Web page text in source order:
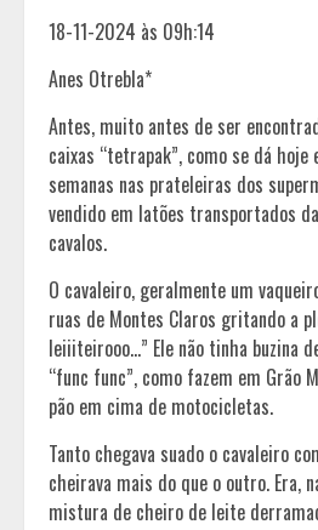
18-11-2024 às 09h:14
Anes Otrebla*
Antes, muito antes de ser
caixas “tetrapak”, como se dá hoje
semanas nas prateleiras dos
vendido em latões transportados
cavalos.
O cavaleiro, geralmente um
ruas de Montes Claros gritando a
leiiiteirooo…” Ele não tinha buzina
“func func”, como fazem em Grão
pão em cima de motocicletas.
Tanto chegava suado o cavaleiro
cheirava mais do que o outro. Era,
mistura de cheiro de leite